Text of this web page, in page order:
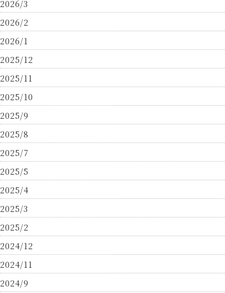
2026/3
2026/2
2026/1
2025/12
2025/11
2025/10
2025/9
2025/8
2025/7
2025/5
2025/4
2025/3
2025/2
2024/12
2024/11
2024/9